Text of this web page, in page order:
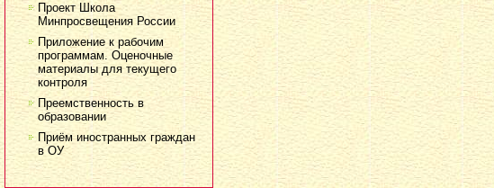
Проект Школа
Минпросвещения России
Приложение к рабочим
программам. Оценочные
материалы для текущего
контроля
Преемственность в
образовании
Приём иностранных граждан
в ОУ